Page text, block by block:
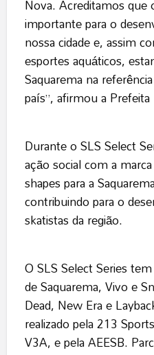
Nova. Acreditamos
importante para o
nossa cidade e, assim
esportes aquáticos,
Saquarema na
país”, afirmou a
Durante o SLS Select
ação social com a
shapes para a
contribuindo para o
skatistas da região.
O SLS Select Series
de Saquarema, Vivo e
Dead, New Era e
realizado pela 213
V3A, e pela AEESB.